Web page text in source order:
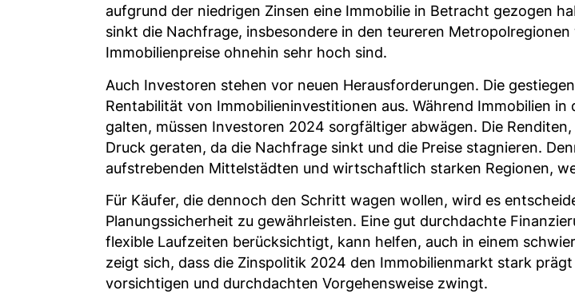
aufgrund der niedrigen Zinsen eine Immobilie in Betracht gezogen
sinkt die Nachfrage, insbesondere in den teureren
Immobilienpreise ohnehin sehr hoch sind.
Auch Investoren stehen vor neuen Herausforderungen. Die
Rentabilität von Immobilieninvestitionen aus. Während Immobilien
galten, müssen Investoren 2024 sorgfältiger abwägen. Die
Druck geraten, da die Nachfrage sinkt und die Preise stagnieren.
aufstrebenden Mittelstädten und wirtschaftlich starken Regionen,
Für Käufer, die dennoch den Schritt wagen wollen, wird es
Planungssicherheit zu gewährleisten. Eine gut durchdachte
flexible Laufzeiten berücksichtigt, kann helfen, auch in einem
zeigt sich, dass die Zinspolitik 2024 den Immobilienmarkt stark
vorsichtigen und durchdachten Vorgehensweise zwingt.